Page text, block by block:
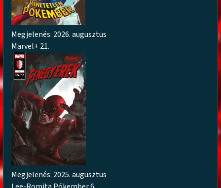
Megjelenés: 2026. augusztus
Marvel+ 21.
Megjelenés: 2025. augusztus